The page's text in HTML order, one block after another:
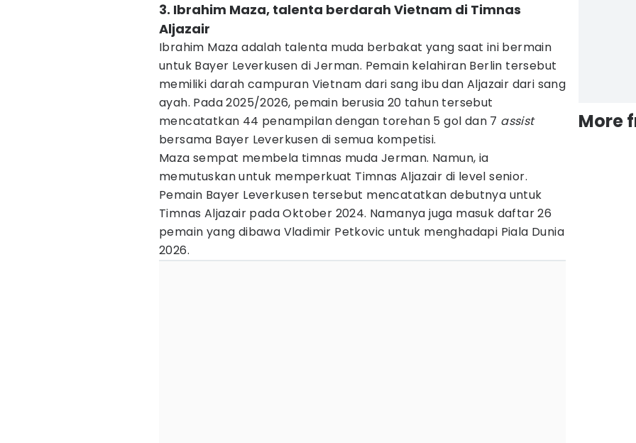
3. Ibrahim Maza, talenta berdarah Vietnam di Timnas
Aljazair
Ibrahim Maza adalah talenta muda berbakat yang saat ini bermain
untuk Bayer Leverkusen di Jerman. Pemain kelahiran Berlin tersebut
memiliki darah campuran Vietnam dari sang ibu dan Aljazair dari sang
ayah. Pada 2025/2026, pemain berusia 20 tahun tersebut
mencatatkan 44 penampilan dengan torehan 5 gol dan 7 assist
bersama Bayer Leverkusen di semua kompetisi.
Maza sempat membela timnas muda Jerman. Namun, ia
memutuskan untuk memperkuat Timnas Aljazair di level senior.
Pemain Bayer Leverkusen tersebut mencatatkan debutnya untuk
Timnas Aljazair pada Oktober 2024. Namanya juga masuk daftar 26
pemain yang dibawa Vladimir Petkovic untuk menghadapi Piala Dunia
2026.
More